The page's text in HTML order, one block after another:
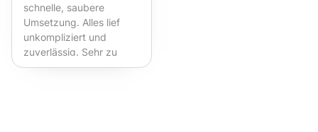
schnelle, saubere
Umsetzung. Alles lief
unkompliziert und
zuverlässig. Sehr zu
empfehlen!